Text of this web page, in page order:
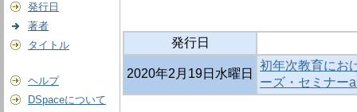
発行日
著者
タイトル
ヘルプ
DSpaceについて
発行日
2020年2月19日水曜日
初年次教育にお
ーズ・セミナー